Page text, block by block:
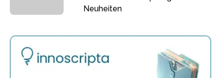
Neuheiten